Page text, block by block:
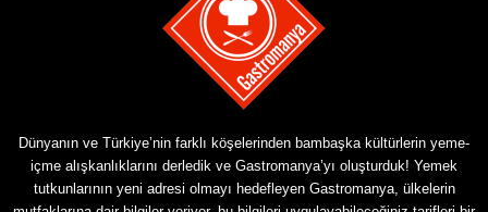
Dünyanın ve Türkiye’nin farklı köşelerinden bambaşka kültürlerin yeme-
içme alışkanlıklarını derledik ve Gastromanya’yı oluşturduk! Yemek
tutkunlarının yeni adresi olmayı hedefleyen Gastromanya, ülkelerin